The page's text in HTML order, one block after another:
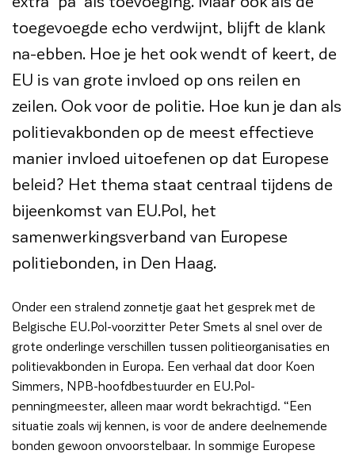
toegevoegde echo verdwijnt, blijft de klank
na-ebben. Hoe je het ook wendt of keert, de
EU is van grote invloed op ons reilen en
zeilen. Ook voor de politie. Hoe kun je dan als
politievakbonden op de meest effectieve
manier invloed uitoefenen op dat Europese
beleid? Het thema staat centraal tijdens de
bijeenkomst van EU.Pol, het
samenwerkingsverband van Europese
politiebonden, in Den Haag.
Onder een stralend zonnetje gaat het gesprek met de
Belgische EU.Pol-voorzitter Peter Smets al snel over de
grote onderlinge verschillen tussen politieorganisaties en
politievakbonden in Europa. Een verhaal dat door Koen
Simmers, NPB-hoofdbestuurder en EU.Pol-
penningmeester, alleen maar wordt bekrachtigd. “Een
situatie zoals wij kennen, is voor de andere deelnemende
bonden gewoon onvoorstelbaar. In sommige Europese